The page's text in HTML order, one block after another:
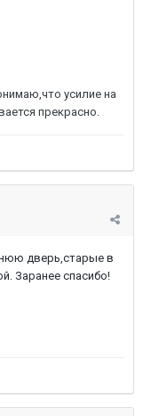
усилие на
прекрасно.
дверь,старые в
Заранее спасибо!